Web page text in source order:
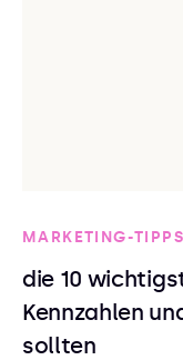
MARKETING-TIPPS
die 10
Kennzahlen
sollten